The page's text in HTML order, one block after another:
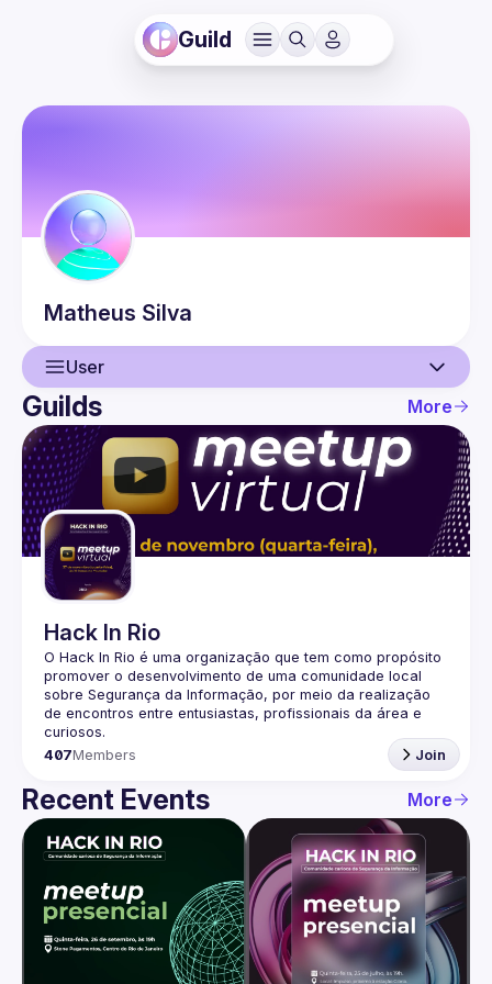
Guild
Matheus Silva
User
User
Events
Guilds
Guilds More
Hack In Rio
O Hack In Rio é uma organização que tem como propósito
promover o desenvolvimento de uma comunidade local
sobre Segurança da Informação, por meio da realização
de encontros entre entusiastas, profissionais da área e
407Members Join
Recent Events More